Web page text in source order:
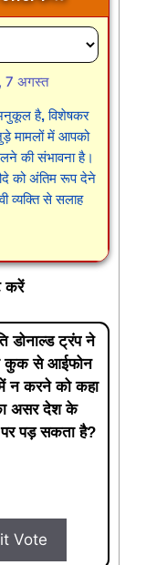
7 अगस्त
है, विशेषकर
मामलों में आपको
की संभावना है।
को अंतिम रूप देने
व्यक्ति से सलाह
करें
डोनाल्ड ट्रंप ने
कुक से आईफोन
में न करने को कहा
असर देश के
पर पड़ सकता है?
Vote